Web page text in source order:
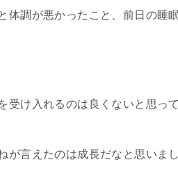
体調が悪かったこと、前日の睡
受け入れるのは良くないと思っ
が言えたのは成長だなと思いまし